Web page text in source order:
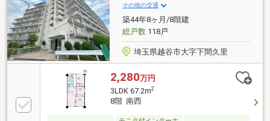
その他の交通
築44年8ヶ月/8階建
総戸数118戸
埼玉県越谷市大字下間久里
2,280万円
3LDK 67.2m2
8階 南西